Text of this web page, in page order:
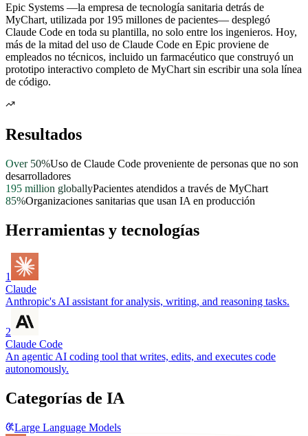
Epic Systems —la empresa de tecnología sanitaria detrás de
MyChart, utilizada por 195 millones de pacientes— desplegó
Claude Code en toda su plantilla, no solo entre los ingenieros. Hoy,
más de la mitad del uso de Claude Code en Epic proviene de
empleados no técnicos, incluido un farmacéutico que construyó un
prototipo interactivo completo de MyChart sin escribir una sola línea
de código.
Resultados
Over 50%Uso de Claude Code proveniente de personas que no son
desarrolladores
195 million globallyPacientes atendidos a través de MyChart
85%Organizaciones sanitarias que usan IA en producción
Herramientas y tecnologías
1
Claude
Anthropic's AI assistant for analysis, writing, and reasoning tasks.
2
Claude Code
An agentic AI coding tool that writes, edits, and executes code
autonomously.
Categorías de IA
Large Language Models